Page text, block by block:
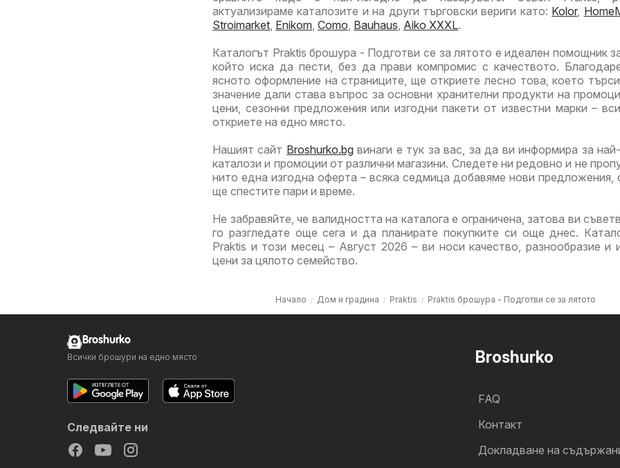
актуализираме каталозите и на други търговски вериги като: Kolor,
Stroimarket Enikom Como Bauhaus Aiko XXXL.
Каталогът Praktis брошура - Подготви се за лятото е идеален помощник
който иска да пести, без да прави компромис с качеството.
ясното оформление на страниците, ще откриете лесно това, което
значение дали става въпрос за основни хранителни продукти на
цени, сезонни предложения или изгодни пакети от известни марки –
откриете на едно място.
Нашият сайт Broshurko.bgвинаги е тук за вас, за да ви информира за
каталози и промоции от различни магазини. Следете ни редовно и не
нито една изгодна оферта – всяка седмица добавяме нови предложения,
ще спестите пари и време.
Не забравяйте, че валидността на каталога е ограничена, затова ви
го разгледате още сега и да планирате покупките си още днес.
Praktis и този месец – Август 2026 – ви носи качество, разнообразие и
цени за цялото семейство.
Начало Дом и градина Praktis Praktis брошура - Подготви се за лятото
Broshurko
FAQ
Контакт
Докладване на
Broshurko
Всички брошури на едно място
Следвайте ни